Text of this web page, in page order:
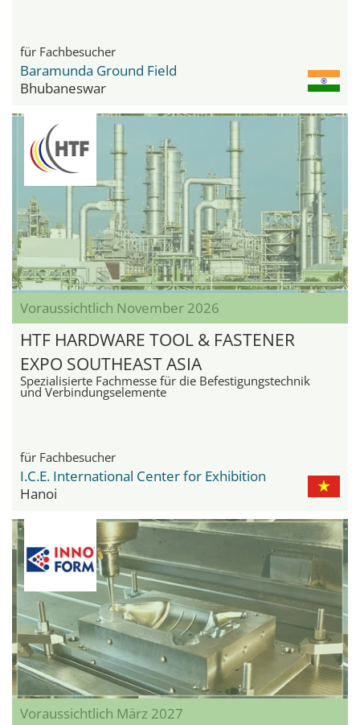
für Fachbesucher
Baramunda Ground Field
Bhubaneswar
Voraussichtlich November 2026
HTF HARDWARE TOOL & FASTENER
EXPO SOUTHEAST ASIA
Spezialisierte Fachmesse für die Befestigungstechnik
und Verbindungselemente
für Fachbesucher
I.C.E. International Center for Exhibition
Hanoi
Voraussichtlich März 2027